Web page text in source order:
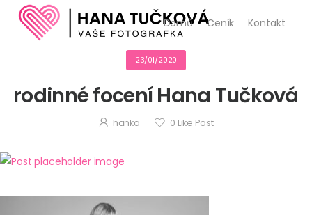
Domů Ceník Kontakt
23/01/2020
rodinné focení Hana Tučková
hanka 0 Like Post